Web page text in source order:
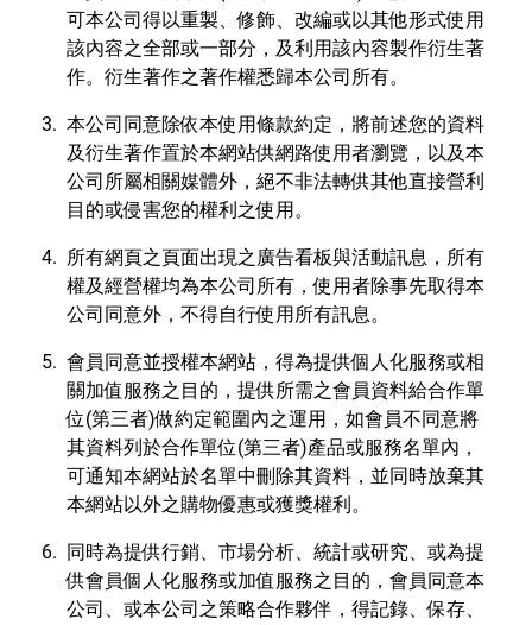
可本公司得以重製、修飾、改編或以其他形式使用
該內容之全部或一部分，及利用該內容製作衍生著
作。衍生著作之著作權悉歸本公司所有。
本公司同意除依本使用條款約定，將前述您的資料
及衍生著作置於本網站供網路使用者瀏覽，以及本
公司所屬相關媒體外，絕不非法轉供其他直接營利
目的或侵害您的權利之使用。
所有網頁之頁面出現之廣告看板與活動訊息，所有
權及經營權均為本公司所有，使用者除事先取得本
公司同意外，不得自行使用所有訊息。
會員同意並授權本網站，得為提供個人化服務或相
關加值服務之目的，提供所需之會員資料給合作單
位(第三者)做約定範圍內之運用，如會員不同意將
其資料列於合作單位(第三者)產品或服務名單內，
可通知本網站於名單中刪除其資料，並同時放棄其
本網站以外之購物優惠或獲獎權利。
同時為提供行銷、市場分析、統計或研究、或為提
供會員個人化服務或加值服務之目的，會員同意本
公司、或本公司之策略合作夥伴，得記錄、保存、